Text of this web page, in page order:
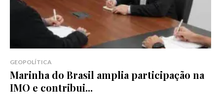
GEOPOLÍTICA
Marinha do Brasil amplia participação na
IMO e contribui...